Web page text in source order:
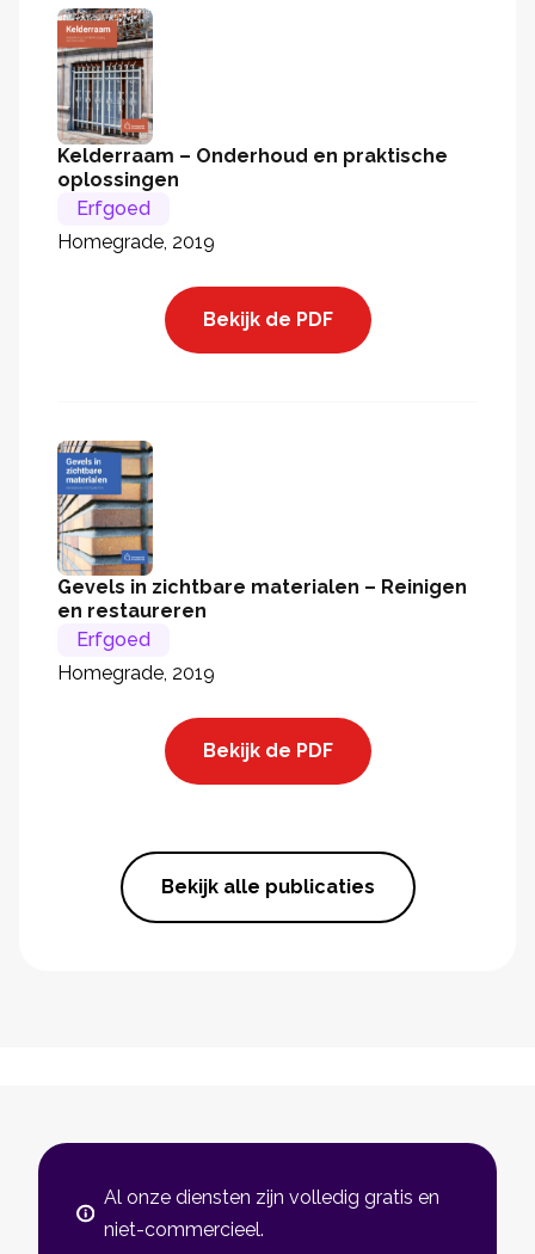
Kelderraam – Onderhoud en praktische
oplossingen
Erfgoed
Homegrade, 2019
Bekijk de PDF
Gevels in zichtbare materialen – Reinigen
en restaureren
Erfgoed
Homegrade, 2019
Bekijk de PDF
Bekijk alle publicaties
Al onze diensten zijn volledig gratis en
niet-commercieel.